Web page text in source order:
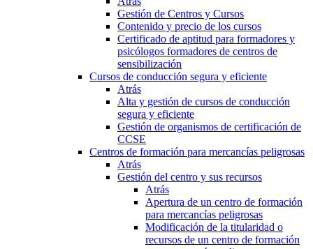
Gestión de Centros y Cursos
Contenido y precio de los cursos
Certificado de aptitud para formadores y
psicólogos formadores de centros de
sensibilización
Cursos de conducción segura y eficiente
Atrás
Alta y gestión de cursos de conducción
segura y eficiente
Gestión de organismos de certificación de
CCSE
Centros de formación para mercancías peligrosas
Atrás
Gestión del centro y sus recursos
Atrás
Apertura de un centro de formación
para mercancías peligrosas
Modificación de la titularidad o
recursos de un centro de formación